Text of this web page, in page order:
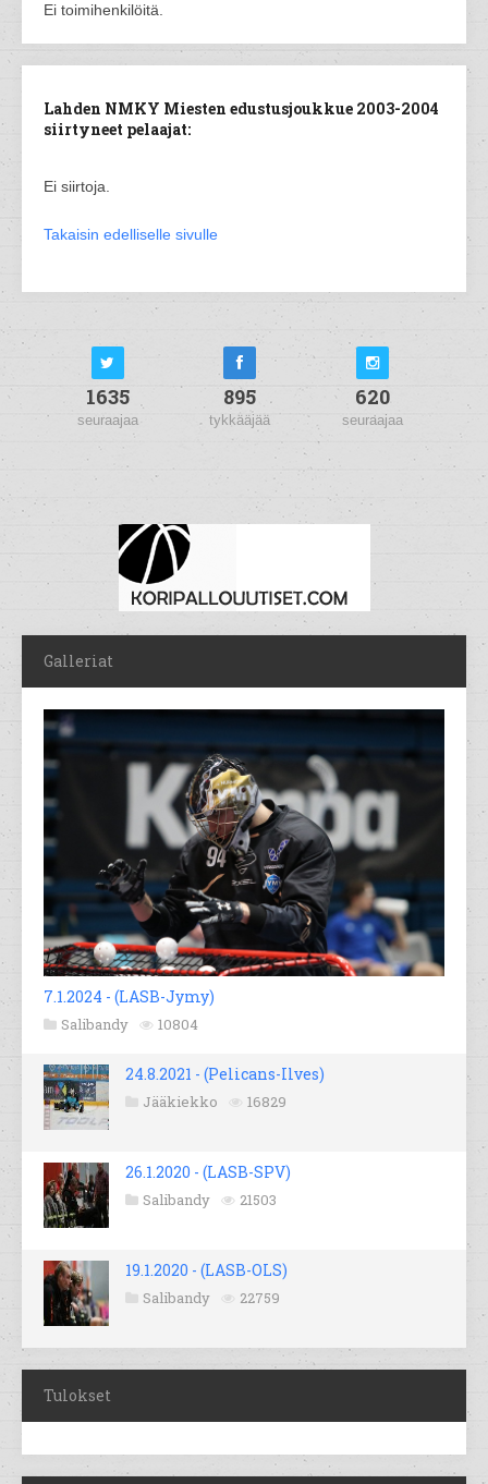
Ei toimihenkilöitä.
Lahden NMKY Miesten edustusjoukkue 2003-2004
siirtyneet pelaajat:
Ei siirtoja.
Takaisin edelliselle sivulle
1635
seuraajaa
895
tykkääjää
620
seuraajaa
Galleriat
7.1.2024 - (LASB-Jymy)
Salibandy 10804
24.8.2021 - (Pelicans-Ilves)
Jääkiekko 16829
26.1.2020 - (LASB-SPV)
Salibandy 21503
19.1.2020 - (LASB-OLS)
Salibandy 22759
Tulokset